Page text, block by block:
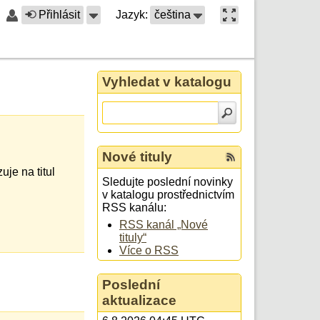
Přihlásit Jazyk: čeština
na titul
Vyhledat v katalogu
Nové tituly
Sledujte poslední novinky
v katalogu prostřednictvím
RSS kanálu:
RSS kanál „Nové
tituly“
Více o RSS
Poslední
aktualizace